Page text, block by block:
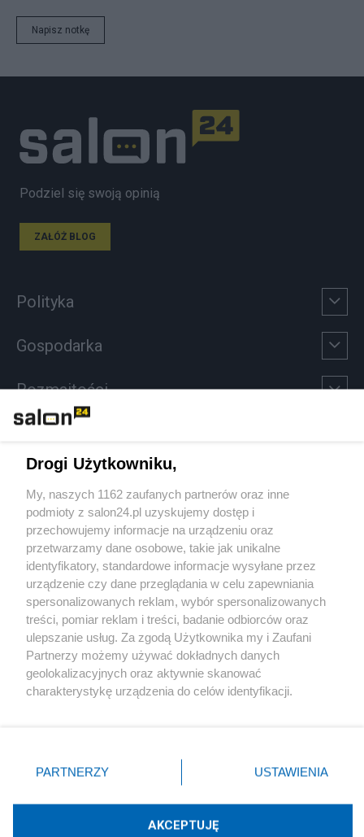
Napisz notkę
Podziel się swoją opinią
ZAŁÓŻ BLOG
Polityka
Gospodarka
Rozmaitości
Sport
Społeczeństwo
Kultura
X Facebook Instagram Youtube
Drogi Użytkowniku,
My, naszych 1162 zaufanych partnerów oraz inne
podmioty z salon24.pl uzyskujemy dostęp i
przechowujemy informacje na urządzeniu oraz
przetwarzamy dane osobowe, takie jak unikalne
identyfikatory, standardowe informacje wysyłane przez
urządzenie czy dane przeglądania w celu zapewniania
spersonalizowanych reklam, wybór spersonalizowanych
treści, pomiar reklam i treści, badanie odbiorców oraz
ulepszanie usług. Za zgodą Użytkownika my i Zaufani
Partnerzy możemy używać dokładnych danych
geolokalizacyjnych oraz aktywnie skanować
charakterystykę urządzenia do celów identyfikacji.
zmienić/wycofać klikając przycisk ustawień prywatności
znajdujący się w lewym dolnym rogu strony
rodzaje przetwarzania danych nie wymagają zgody
użytkownika, ale masz prawo sprzeciwić się takiemu
PARTNERZY USTAWIENIA
AKCEPTUJĘ